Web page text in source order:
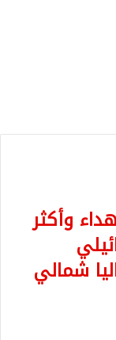
#الجزيرة: 9 شهداء وأكثر
شمالي